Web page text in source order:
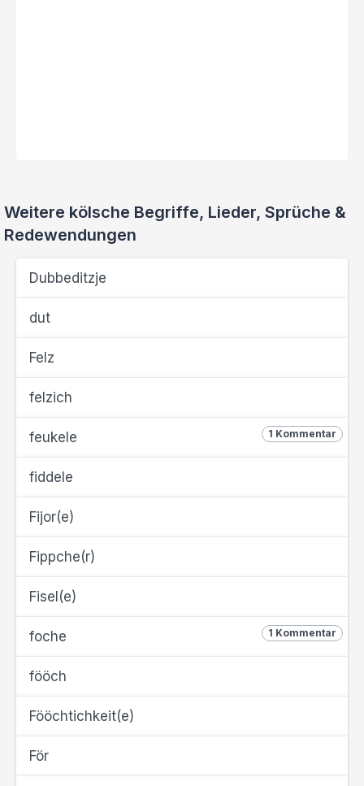
Weitere kölsche Begriffe, Lieder, Sprüche &
Redewendungen
Dubbeditzje
dut
Felz
felzich
1 Kommentar
feukele
fiddele
Fijor(e)
Fippche(r)
Fisel(e)
1 Kommentar
foche
fööch
Fööchtichkeit(e)
För